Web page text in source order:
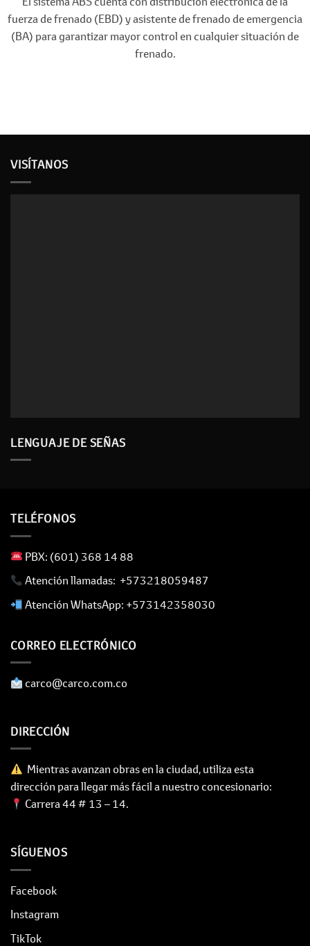
fuerza de frenado (EBD) y asistente de frenado de emergencia
(BA) para garantizar mayor control en cualquier situación de
frenado.
VISÍTANOS
LENGUAJE DE SEÑAS
TELÉFONOS
​ PBX: (601) 368 14 88
​ Atención llamadas: +573218059487
​ Atención WhatsApp: +573142358030
CORREO ELECTRÓNICO
​ carco@carco.com.co
DIRECCIÓN
Mientras avanzan obras en la ciudad, utiliza esta
dirección para llegar más fácil a nuestro concesionario:
Carrera 44 # 13 – 14.
SÍGUENOS
Facebook
Instagram
TikTok